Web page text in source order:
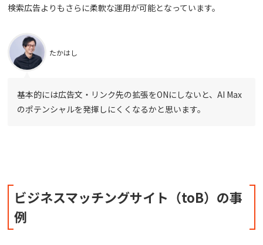
検索広告よりもさらに柔軟な運用が可能となっています。
たかはし
基本的には広告文・リンク先の拡張をONにしないと、AI Max
のポテンシャルを発揮しにくくなるかと思います。
ビジネスマッチングサイト（toB）の事
例